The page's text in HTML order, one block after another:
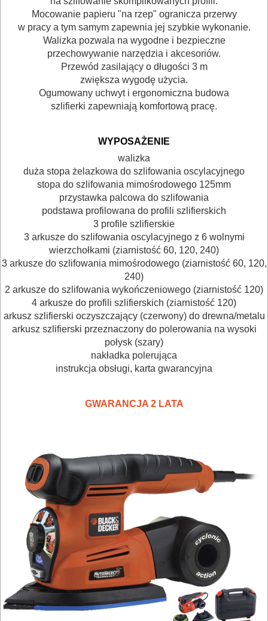
DREWNA
OBRÓBKA
METALU
WARSZTATOWE
OSPRZĘT
HYDRAULICZNE
NARZĘDZIA
INSTALACYJNE,
PALNIKI
PNEUMATYCZNE
AKCESORIA
KOMPRESORY
SPAWALNICTWO
URZĄDZENIA
OSPRZĘT
AGREGATY
PRĄDOWE
ODZIEŻ
ROBOCZA
BHP
Mocowanie papieru "na rzep" ogranicza przerwy
w pracy a tym samym zapewnia jej szybkie wykonanie.
Walizka pozwala na wygodne i bezpieczne
przechowywanie narzędzia i akcesoriów.
Przewód zasilający o długości 3 m
zwiększa wygodę użycia.
Ogumowany uchwyt i ergonomiczna budowa
szlifierki zapewniają komfortową pracę.
WYPOSAŻENIE
walizka
duża stopa żelazkowa do szlifowania oscylacyjnego
stopa do szlifowania mimośrodowego 125mm
przystawka palcowa do szlifowania
podstawa profilowana do profili szlifierskich
3 profile szlifierskie
3 arkusze do szlifowania oscylacyjnego z 6 wolnymi
wierzchołkami (ziarnistość 60, 120, 240)
3 arkusze do szlifowania mimośrodowego (ziarnistość 60, 120,
240)
2 arkusze do szlifowania wykończeniowego (ziarnistość 120)
4 arkusze do profili szlifierskich (ziarnistość 120)
arkusz szlifierski oczyszczający (czerwony) do drewna/metalu
arkusz szlifierski przeznaczony do polerowania na wysoki
połysk (szary)
nakładka polerująca
instrukcja obsługi, karta gwarancyjna
GWARANCJA 2 LATA